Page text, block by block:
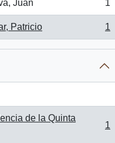
Juan 1
Patricio 1
de la Quinta
1